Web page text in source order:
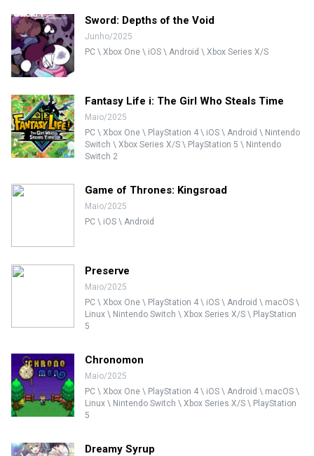
Sword: Depths of the Void
Junho/2025
PC \ Xbox One \ iOS \ Android \ Xbox Series X/S
Fantasy Life i: The Girl Who Steals Time
Maio/2025
PC \ Xbox One \ PlayStation 4 \ iOS \ Android \ Nintendo
Switch \ Xbox Series X/S \ PlayStation 5 \ Nintendo
Switch 2
Game of Thrones: Kingsroad
Maio/2025
PC \ iOS \ Android
Preserve
Maio/2025
PC \ Xbox One \ PlayStation 4 \ iOS \ Android \ macOS \
Linux \ Nintendo Switch \ Xbox Series X/S \ PlayStation
5
Chronomon
Maio/2025
PC \ Xbox One \ PlayStation 4 \ iOS \ Android \ macOS \
Linux \ Nintendo Switch \ Xbox Series X/S \ PlayStation
5
Dreamy Syrup